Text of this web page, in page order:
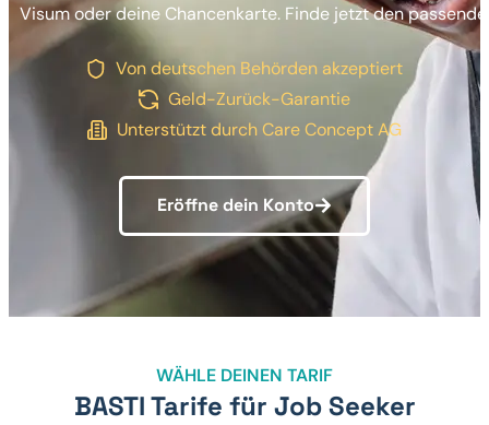
Visumoderdeine Chancenkarte. Finde jetztden
Von deutschen Behörden akzeptiert
Geld-Zurück-Garantie
Unterstützt durch Care Concept AG
Eröffne dein Konto
WÄHLE DEINEN TARIF
BASTI Tarife für Job Seeker